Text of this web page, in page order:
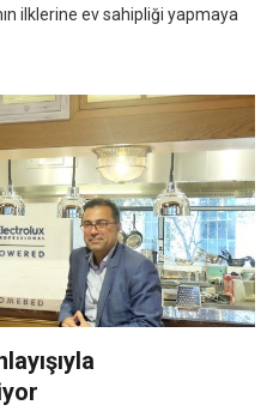
ilklerine ev sahipliği yapmaya